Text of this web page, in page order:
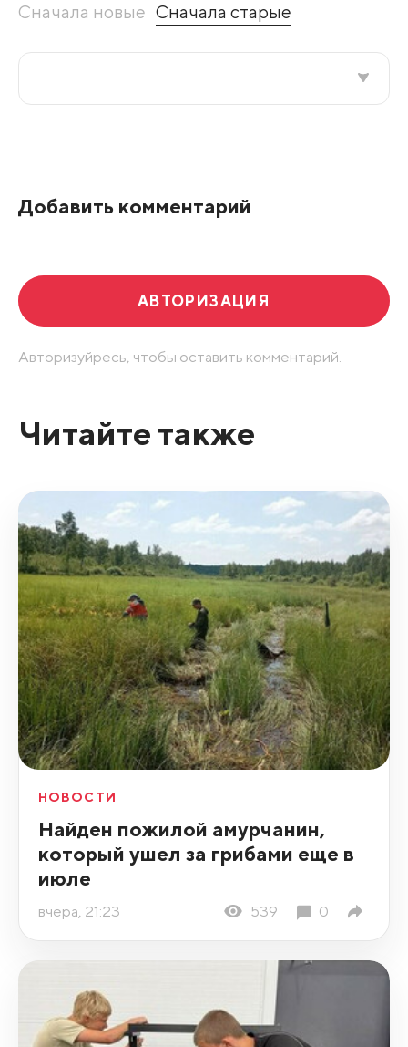
Сначала новые Сначала старые
Добавить комментарий
АВТОРИЗАЦИЯ
Авторизуйресь, чтобы оставить комментарий.
Читайте также
НОВОСТИ
Найден пожилой амурчанин,
который ушел за грибами еще в
июле
вчера, 21:23 539 0